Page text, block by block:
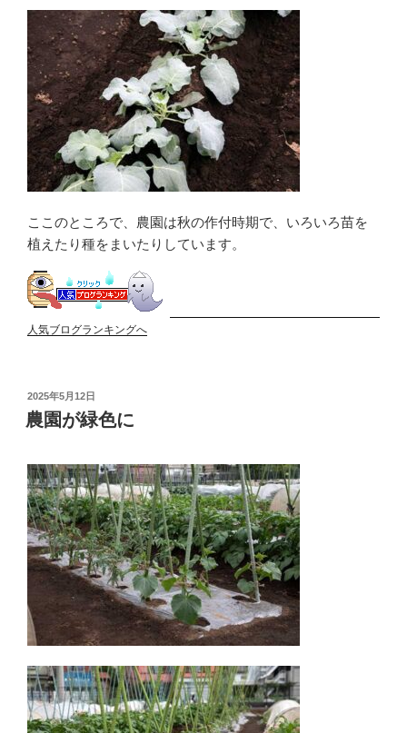
ここのところで、農園は秋の作付時期で、いろいろ苗を
植えたり種をまいたりしています。
人気ブログランキングへ
投
稿
日:
2025年5月12日
農園が緑色に